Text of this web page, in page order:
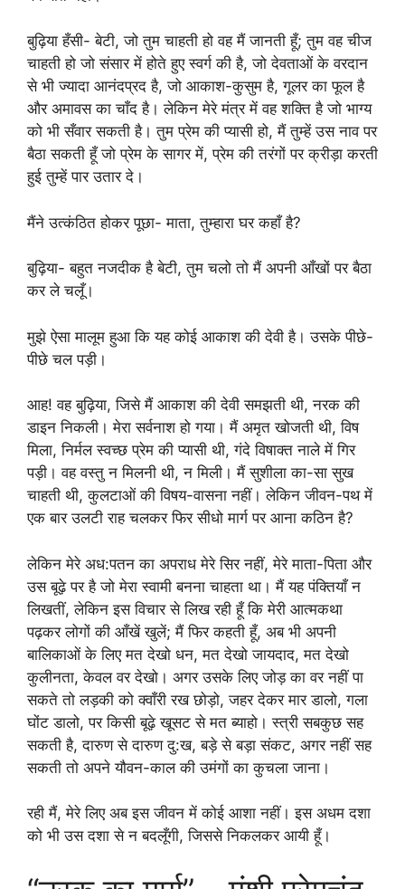
बुढ़िया हँसी- बेटी, जो तुम चाहती हो वह मैं जानती हूँ; तुम वह चीज
चाहती हो जो संसार में होते हुए स्वर्ग की है, जो देवताओं के वरदान
से भी ज्यादा आनंदप्रद है, जो आकाश-कुसुम है, गूलर का फूल है
और अमावस का चाँद है। लेकिन मेरे मंत्र में वह शक्ति है जो भाग्य
को भी सँवार सकती है। तुम प्रेम की प्यासी हो, मैं तुम्हें उस नाव पर
बैठा सकती हूँ जो प्रेम के सागर में, प्रेम की तरंगों पर क्रीड़ा करती
हुई तुम्हें पार उतार दे।
मैंने उत्कंठित होकर पूछा- माता, तुम्हारा घर कहाँ है?
बुढ़िया- बहुत नजदीक है बेटी, तुम चलो तो मैं अपनी आँखों पर बैठा
कर ले चलूँ।
मुझे ऐसा मालूम हुआ कि यह कोई आकाश की देवी है। उसके पीछे-
पीछे चल पड़ी।
आह! वह बुढ़िया, जिसे मैं आकाश की देवी समझती थी, नरक की
डाइन निकली। मेरा सर्वनाश हो गया। मैं अमृत खोजती थी, विष
मिला, निर्मल स्वच्छ प्रेम की प्यासी थी, गंदे विषाक्त नाले में गिर
पड़ी। वह वस्तु न मिलनी थी, न मिली। मैं सुशीला का-सा सुख
चाहती थी, कुलटाओं की विषय-वासना नहीं। लेकिन जीवन-पथ में
एक बार उलटी राह चलकर फिर सीधो मार्ग पर आना कठिन है?
लेकिन मेरे अध:पतन का अपराध मेरे सिर नहीं, मेरे माता-पिता और
उस बूढ़े पर है जो मेरा स्वामी बनना चाहता था। मैं यह पंक्तियाँ न
लिखतीं, लेकिन इस विचार से लिख रही हूँ कि मेरी आत्मकथा
पढ़कर लोगों की आँखें खुलें; मैं फिर कहती हूँ, अब भी अपनी
बालिकाओं के लिए मत देखो धन, मत देखो जायदाद, मत देखो
कुलीनता, केवल वर देखो। अगर उसके लिए जोड़ का वर नहीं पा
सकते तो लड़की को क्वाँरी रख छोड़ो, जहर देकर मार डालो, गला
घोंट डालो, पर किसी बूढ़े खूसट से मत ब्याहो। स्त्री सबकुछ सह
सकती है, दारुण से दारुण दु:ख, बड़े से बड़ा संकट, अगर नहीं सह
सकती तो अपने यौवन-काल की उमंगों का कुचला जाना।
रही मैं, मेरे लिए अब इस जीवन में कोई आशा नहीं। इस अधम दशा
को भी उस दशा से न बदलूँगी, जिससे निकलकर आयी हूँ।